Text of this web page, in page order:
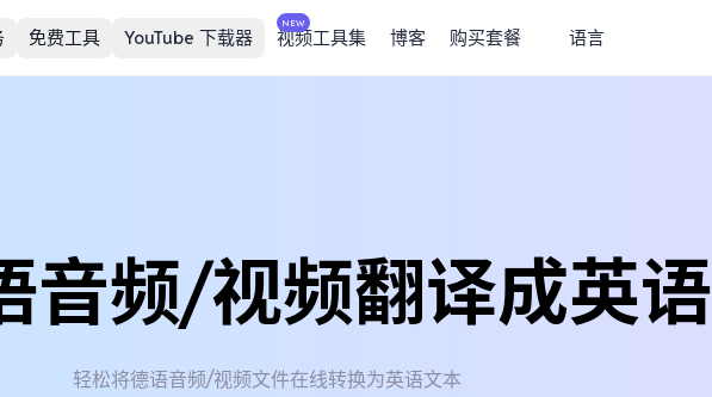
免费工具 YouTube 下载器
NEW
视频工具集 博客 购买套餐 语言
音频/视频翻译成英语
轻松将德语音频/视频文件在线转换为英语文本